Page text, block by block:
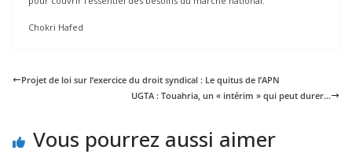
Chokri Hafed
Projet de loi sur l’exercice du droit syndical : Le quitus de l’APN
UGTA : Touahria, un « intérim » qui peut durer…
Vous pourrez aussi aimer